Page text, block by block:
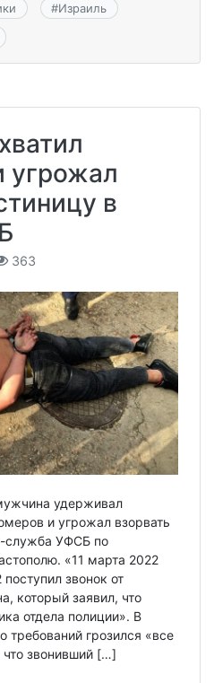
#Израиль
угрожал
в
363
удерживал
и угрожал взорвать
служба УФСБ по
«11 марта 2022
звонок от
который заявил, что
отдела полиции». В
требований грозился «все
что звонивший […]